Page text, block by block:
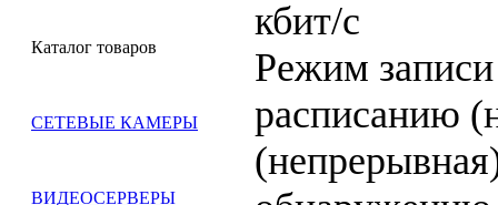
Каталог товаров
СЕТЕВЫЕ КАМЕРЫ
ВИДЕОСЕРВЕРЫ
кбит/с
Режим
расписанию